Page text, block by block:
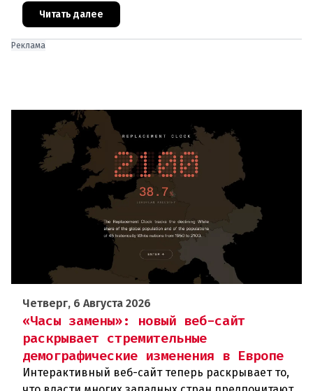
В ходе тушения пострадали шесте
Читать далее
Реклама
Четверг, 6 Августа 2026
«Часы замены»: новый веб-сайт
раскрывает стремительные
демографические изменения в Европе
Интерактивный веб-сайт теперь раскрывает то,